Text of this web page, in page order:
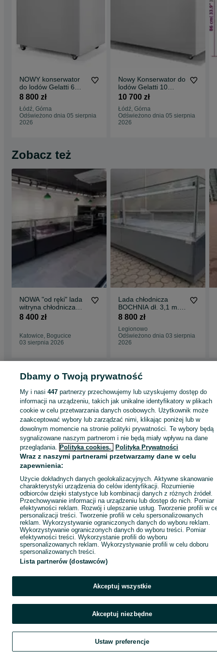
NOWY konserwator
do lodów Gelatti 6
cylindry DOSTAWA
MK COLD MK KOMI
zamrażarka na lody
8 800 zł
Łódź, Górna
Odświeżono dnia 05 sierpnia
2026
Nowy Konserwator do
lodów Gelatti 10
dystrybutor MK COLD
10 700 zł
Łódź, Górna
Odświeżono dnia 05 sierpnia
2026
Zobacz też
NOWA "od ręki" lada
witryna chłodnicza
chłodnia lodówka
8 400 zł
Katowice, Bogucice
03 sierpnia 2026
Lada chłodnicza
BOCHNIA dł. 3,1 m. i
inne urządzenia.
8 800 zł
Legionowo
Odświeżono dnia 03 sierpnia
2026
Strona główna Firma i Przemysł Sklepy i magazyny
Lady i witryny chłodnicze - Wielkopolskie
chłodnicze - Poznań
Lady i witryny chłodnicze - Dębiec
KATEGORIA
1040991578 Wyświetlenia:
Zadzwoń / SMS
Dbamy o Twoją prywatność
My i nasi447 partnerzy przechowujemy lub uzyskujemy dostęp do
informacji na urządzeniu, takich jak unikalne identyfikatory w plikach
cookie w celu przetwarzania danych osobowych. Użytkownik może
zaakceptować wybory lub zarządzać nimi, klikając poniżej lub w
dowolnym momencie na stronie polityki prywatności. Te wybory będą
sygnalizowane naszym partnerom i nie będą miały wpływu na dane
przeglądania. Polityka cookies, Polityka Prywatności
Wraz z naszymi partnerami przetwarzamy dane w celu
zapewnienia:
Użycie dokładnych danych geolokalizacyjnych. Aktywne skanowanie
charakterystyki urządzenia do celów identyfikacji. Rozumienie
odbiorców dzięki statystyce lub kombinacji danych z różnych źródeł.
Przechowywanie informacji na urządzeniu lub dostęp do nich. Pomiar
efektywności reklam. Rozwój i ulepszanie usług. Tworzenie profili w
personalizacji treści. Tworzenie profili w celu spersonalizowanych
reklam. Wykorzystywanie ograniczonych danych do wyboru reklam.
Wykorzystywanie ograniczonych danych do wyboru treści. Pomiar
efektywności treści. Wykorzystanie profili do wyboru
spersonalizowanych reklam. Wykorzystywanie profili w celu doboru
spersonalizowanych treści.
Lista partnerów (dostawców)
Akceptuj wszystkie
Akceptuj niezbędne
Ustaw preferencje